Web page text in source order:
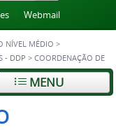
Webmail
NÍVEL MÉDIO >
- DDP > COORDENAÇÃO DE
MENU